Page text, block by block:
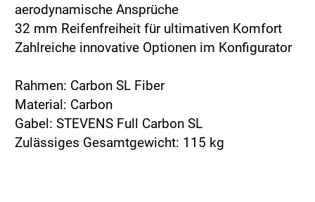
aerodynamische Ansprüche
32 mm Reifenfreiheit für ultimativen Komfort
Zahlreiche innovative Optionen im Konfigurator
Rahmen: Carbon SL Fiber
Material: Carbon
Gabel: STEVENS Full Carbon SL
Zulässiges Gesamtgewicht: 115 kg